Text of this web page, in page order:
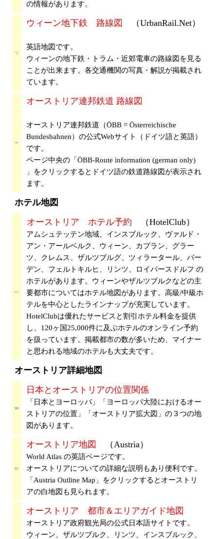
の情報があります。
ウィーン地下鉄 路線図 （UrbanRail.Net）
英語地図です。
ウィーンの地下鉄・トラム・近郊電車の路線図を見る
ことが出来ます。各交通機関の写真・解説が掲載され
ています。
オーストリア連邦鉄道 路線図
オーストリア連邦鉄道（ÖBB = Österreichische
Bundesbahnen）の公式Webサイト（ドイツ語と英語）
です。
ページ中央の「ÖBB-Route information (german only)
」をクリックするとドイツ語の鉄道路線図が表示され
ます。
ホテル地図
オーストリア ホテル予約 （HotelClub）
アムシュテッテン地域、インスブルック、ヴァルド・
アン・アールベルク、ウィーン、カプラン、グラー
ツ、クレムス、ザルツブルグ、ツィラータール、バー
デン、フェルトキルヒ、リンツ、ロイパースドルフ の
ホテルがあります。ウィーンやザルツブルクなどの主
要都市についてはホテル地図があります。高級/中級ホ
テルを中心としたラインナップが充実しています。
HotelClubは優れたサービスと割引ホテル料金を提供
し、120ヶ国25,000件に及ぶホテルのオンライン予約
を扱っています。掲載都市の数が多いため、マイナー
と思われる地域のホテルも大丈夫です。
オーストリア詳細地図
日本とオーストリアの位置関係
「日本とヨーロッパ」「ヨーロッパ大陸におけるオー
ストリアの位置」「オーストリア拡大図」の３つの地
図があります。
オーストリア地図 （Austria）
World Atlas の英語ページです。
オーストリアについての詳細な説明もあり便利です。
「Austria Outline Map」をクリックするとオーストリ
アの白地図も見られます。
オーストリア 都市＆エリアガイド地図
オーストリア政府観光局の公式日本語サイトです。
ウィーン、ザルツブルク、リンツ、インスブルック、